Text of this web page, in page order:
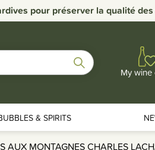
pour préserver la qualité
My wine
& SPIRITS
AUX MONTAGNES CHARLES